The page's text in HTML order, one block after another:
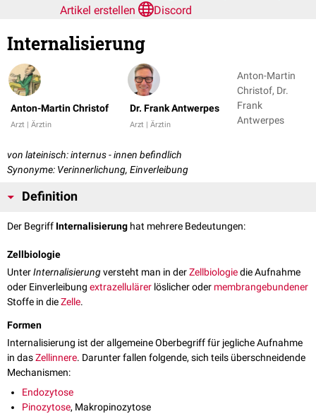
Artikel erstellen
Discord
Internalisierung
Anton-Martin Christof
Arzt | Ärztin
Dr. Frank Antwerpes
Arzt | Ärztin
Anton-Martin
Christof, Dr.
Frank
Antwerpes
von lateinisch: internus - innen befindlich
Synonyme: Verinnerlichung, Einverleibung
Definition
Der Begriff Internalisierung hat mehrere Bedeutungen:
Zellbiologie
UnterInternalisierungversteht man in derZellbiologiedie Aufnahme
oder Einverleibung extrazellulärer löslicher oder membrangebundener
Stoffe in dieZelle.
Formen
Internalisierung ist der allgemeine Oberbegriff für jegliche Aufnahme
in dasZellinnere. Darunter fallen folgende, sich teils überschneidende
Mechanismen:
Endozytose
Pinozytose, Makropinozytose